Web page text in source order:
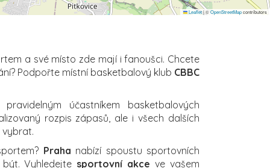
Leaflet|©OpenStreetMapcontributors
a své místo zde mají i fanoušci. Chcete
Podpořte místní basketbalový klub CBBC
účastníkem basketbalových
rozpis zápasů, ale i všech dalších
vybrat.
Praha nabízí spoustu sportovních
Vyhledejte sportovní akce ve vašem